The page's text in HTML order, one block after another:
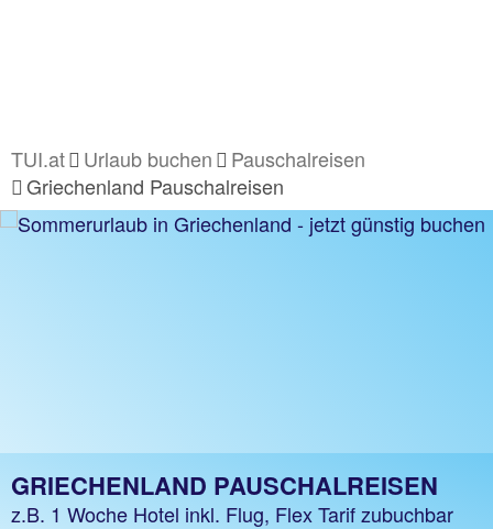
TUI.at Urlaub buchen
Pauschalreisen
Griechenland Pauschalreisen
GRIECHENLAND PAUSCHALREISEN
z.B. 1 Woche Hotel inkl. Flug, Flex Tarif zubuchbar